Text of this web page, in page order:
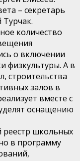
– секретарь
Турчак.
количество
о включении
физкультуры. А в
строительства
залов в
вместе с
оснащению
реестр школьных
в программу